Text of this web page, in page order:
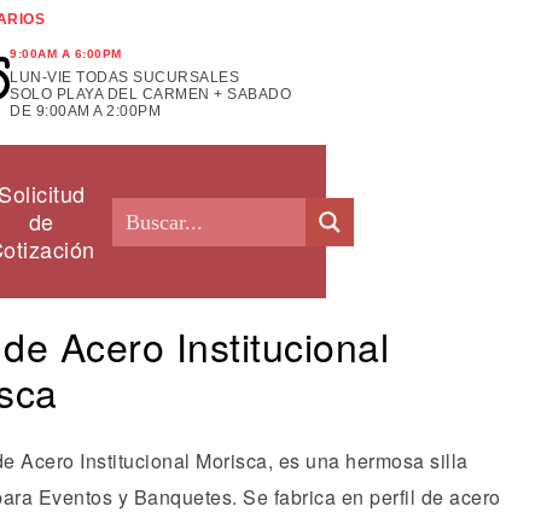
9:00AM A 6:00PM
LUN-VIE TODAS SUCURSALES
SOLO PLAYA DEL CARMEN + SABADO
DE 9:00AM A 2:00PM
Solicitud
de
Acero Institucional
Acero Institucional Morisca, es una hermosa silla
Eventos y Banquetes. Se fabrica en perfil de acero